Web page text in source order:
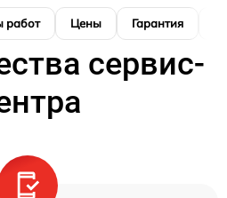
работ Цены Гарантия
сервис-